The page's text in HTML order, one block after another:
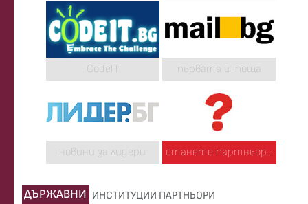
CodeIT първата е-поща
новини за лидери станете партньор...
ДЪРЖАВНИ ИНСТИТУЦИИ ПАРТНЬОРИ